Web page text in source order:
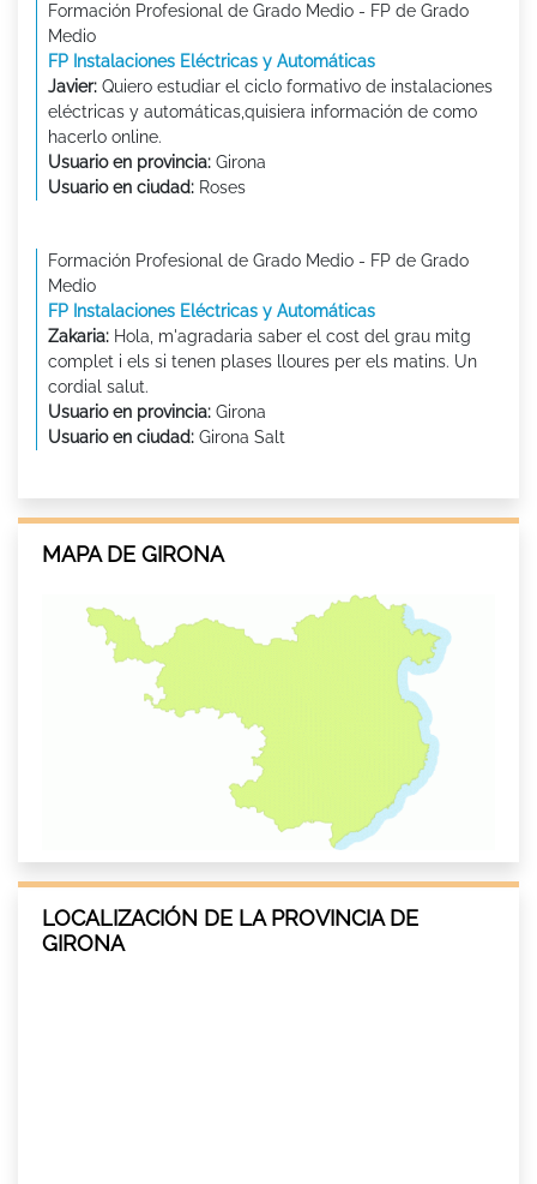
Formación Profesional de Grado Medio - FP de Grado
Medio
FP Instalaciones Eléctricas y Automáticas
Javier: Quiero estudiar el ciclo formativo de instalaciones
eléctricas y automáticas,quisiera información de como
hacerlo online.
Usuario en provincia: Girona
Usuario en ciudad: Roses
Formación Profesional de Grado Medio - FP de Grado
Medio
FP Instalaciones Eléctricas y Automáticas
Zakaria: Hola, m'agradaria saber el cost del grau mitg
complet i els si tenen plases lloures per els matins. Un
cordial salut.
Usuario en provincia: Girona
Usuario en ciudad: Girona Salt
MAPA DE GIRONA
LOCALIZACIÓN DE LA PROVINCIA DE
GIRONA